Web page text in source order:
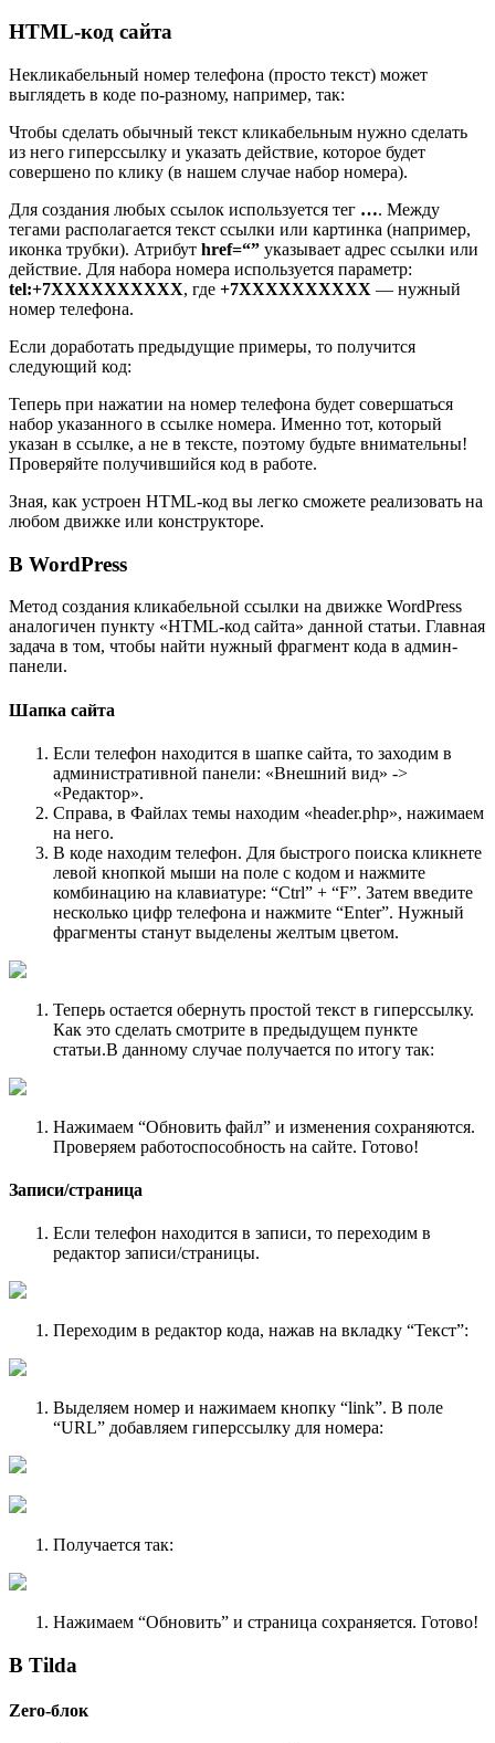
HTML-код сайта
Некликабельный номер телефона (просто текст) может
выглядеть в коде по-разному, например, так:
Чтобы сделать обычный текст кликабельным нужно сделать
из него гиперссылку и указать действие, которое будет
совершено по клику (в нашем случае набор номера).
Для создания любых ссылок используется тег …. Между
тегами располагается текст ссылки или картинка (например,
иконка трубки). Атрибут href=“” указывает адрес ссылки или
действие. Для набора номера используется параметр:
tel:+7XXXXXXXXXX, где +7XXXXXXXXXX — нужный
номер телефона.
Если доработать предыдущие примеры, то получится
следующий код:
Теперь при нажатии на номер телефона будет совершаться
набор указанного в ссылке номера. Именно тот, который
указан в ссылке, а не в тексте, поэтому будьте внимательны!
Проверяйте получившийся код в работе.
Зная, как устроен HTML-код вы легко сможете реализовать на
любом движке или конструкторе.
В WordPress
Метод создания кликабельной ссылки на движке WordPress
аналогичен пункту «HTML-код сайта» данной статьи. Главная
задача в том, чтобы найти нужный фрагмент кода в админ-
панели.
Шапка сайта
Если телефон находится в шапке сайта, то заходим в
административной панели: «Внешний вид» ->
«Редактор».
Справа, в Файлах темы находим «header.php», нажимаем
на него.
В коде находим телефон. Для быстрого поиска кликнете
левой кнопкой мыши на поле с кодом и нажмите
комбинацию на клавиатуре: “Ctrl” + “F”. Затем введите
несколько цифр телефона и нажмите “Enter”. Нужный
фрагменты станут выделены желтым цветом.
Теперь остается обернуть простой текст в гиперссылку.
Как это сделать смотрите в предыдущем пункте
статьи.В данному случае получается по итогу так:
Нажимаем “Обновить файл” и изменения сохраняются.
Проверяем работоспособность на сайте. Готово!
Записи/страница
Если телефон находится в записи, то переходим в
редактор записи/страницы.
Переходим в редактор кода, нажав на вкладку “Текст”:
Выделяем номер и нажимаем кнопку “link”. В поле
“URL” добавляем гиперссылку для номера:
Получается так:
Нажимаем “Обновить” и страница сохраняется. Готово!
В Tilda
Zero-блок